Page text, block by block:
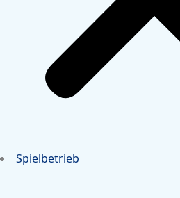
Spielbetrieb